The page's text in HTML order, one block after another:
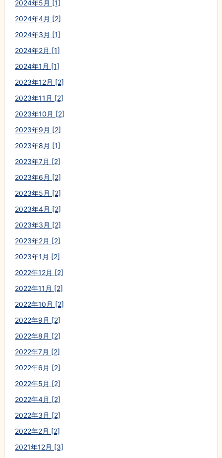
2024年5月 [1]
2024年4月 [2]
2024年3月 [1]
2024年2月 [1]
2024年1月 [1]
2023年12月 [2]
2023年11月 [2]
2023年10月 [2]
2023年9月 [2]
2023年8月 [1]
2023年7月 [2]
2023年6月 [2]
2023年5月 [2]
2023年4月 [2]
2023年3月 [2]
2023年2月 [2]
2023年1月 [2]
2022年12月 [2]
2022年11月 [2]
2022年10月 [2]
2022年9月 [2]
2022年8月 [2]
2022年7月 [2]
2022年6月 [2]
2022年5月 [2]
2022年4月 [2]
2022年3月 [2]
2022年2月 [2]
2021年12月 [3]